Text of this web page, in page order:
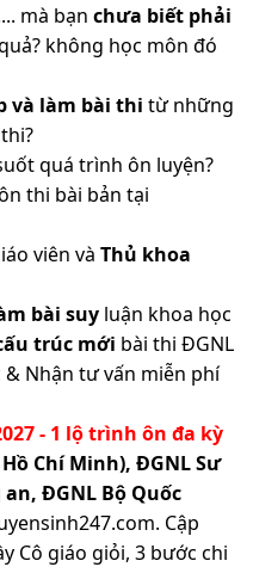
mà bạn chưa biết phải
không học môn đó
và làm bài thi từ những
quá trình ôn luyện?
thi bài bản tại
viên và Thủ khoa
bài suy luận khoa học
trúc mới bài thi ĐGNL
Nhận tư vấn miễn phí
- 1 lộ trình ôn đa kỳ
Chí Minh), ĐGNL Sư
an, ĐGNL Bộ Quốc
Cập
Cô giáo giỏi, 3 bước chi